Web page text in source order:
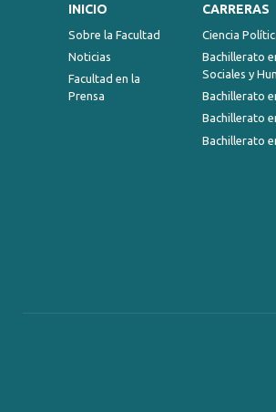
INICIO
Sobre la Facultad
Noticias
Facultad en la
Prensa
CARRERAS
Ciencia
Bachillerato
Sociales y
Bachillerato
Bachillerato
Bachillerato